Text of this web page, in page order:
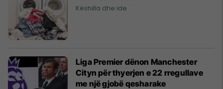
Këshilla dhe ide
Liga Premier dënon Manchester
Cityn për thyerjen e 22 rregullave
me një gjobë qesharake